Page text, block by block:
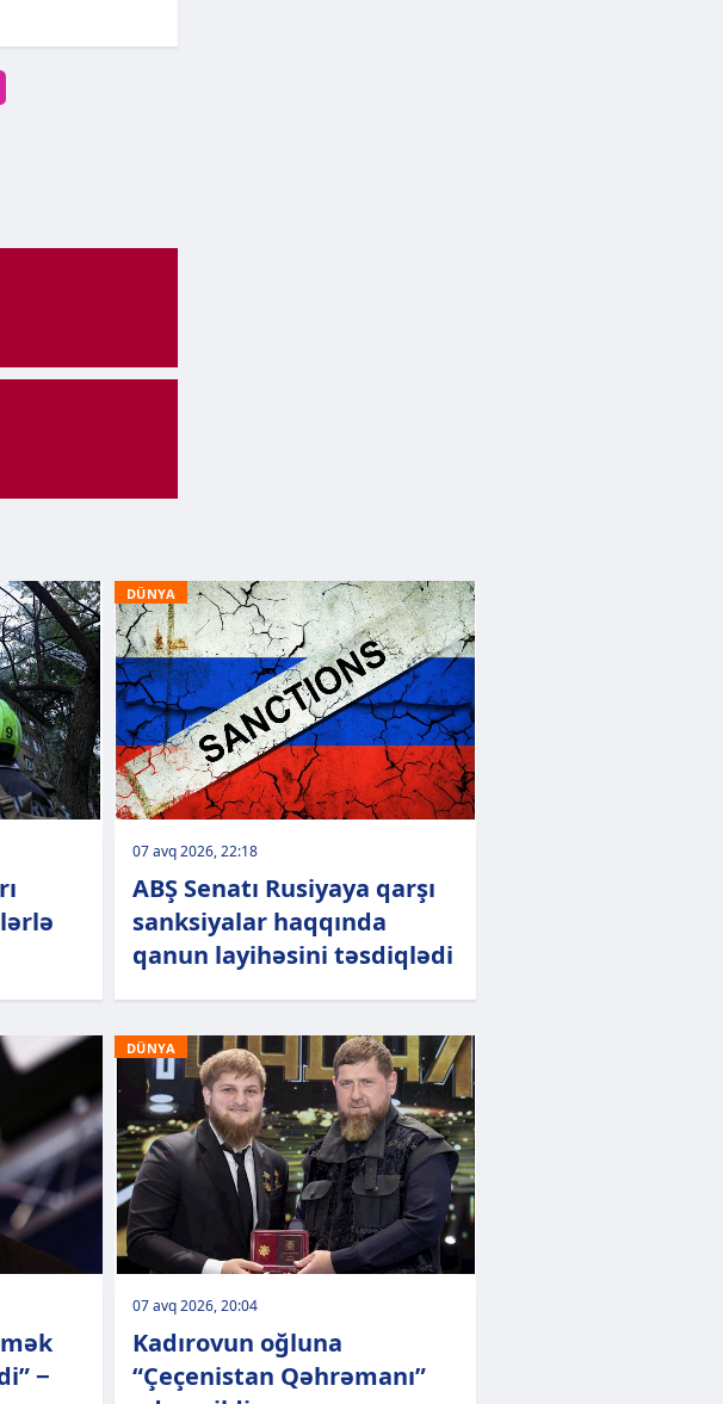
DÜNYA
07 avq 2026, 22:18
ABŞ Senatı Rusiyaya qarşı
sanksiyalar haqqında
qanun layihəsini təsdiqlədi
−
DÜNYA
07 avq 2026, 20:04
Kadırovun oğluna
“Çeçenistan Qəhrəmanı”